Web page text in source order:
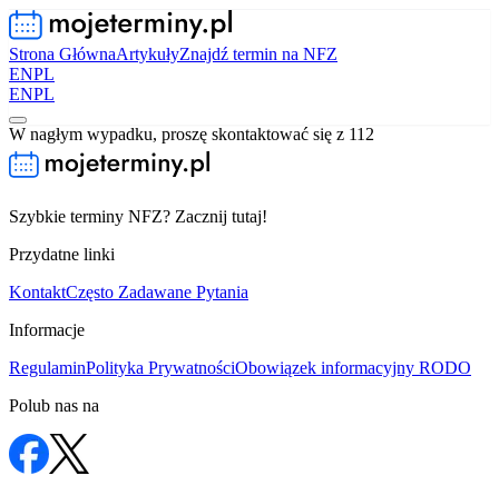
Strona GłównaArtykułyZnajdź termin na NFZ
ENPL
ENPL
W nagłym wypadku, proszę skontaktować się z 112
Szybkie terminy NFZ? Zacznij tutaj!
Przydatne linki
KontaktCzęsto Zadawane Pytania
Informacje
RegulaminPolityka PrywatnościObowiązek informacyjny RODO
Polub nas na